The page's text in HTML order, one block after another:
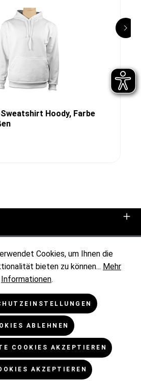
Hoody, Farbe
gesetzl. Mehrwertsteuer zzgl.
Nachnahmegebühren, wenn nicht
Cookies, um Ihnen die
bieten zu können... Mehr
Informationen.
ABLEHNEN
COOKIES AKZEPTIEREN
AKZEPTIEREN